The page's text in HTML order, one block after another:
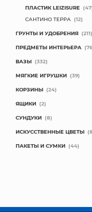
ПЛАСТИК LEIZISURE
САНТИНО ТЕРРА (12)
ГРУНТЫ И УДОБРЕНИЯ (211)
ПРЕДМЕТЫ ИНТЕРЬЕРА
ВАЗЫ (332)
МЯГКИЕ ИГРУШКИ (39)
КОРЗИНЫ (24)
ЯЩИКИ (2)
СУНДУКИ (8)
ИСКУССТВЕННЫЕ ЦВЕТЫ
ПАКЕТЫ И СУМКИ (44)